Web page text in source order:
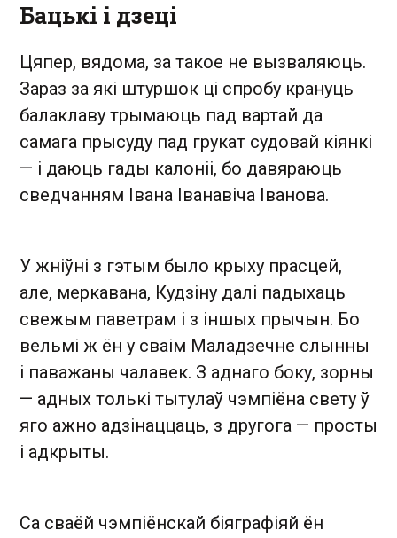
Бацькі і дзеці
Цяпер, вядома, за такое не вызваляюць.
Зараз за які штуршок ці спробу крануць
балаклаву трымаюць пад вартай да
самага прысуду пад грукат судовай кіянкі
— і даюць гады калоніі, бо давяраюць
сведчанням Івана Іванавіча Іванова.
У жніўні з гэтым было крыху прасцей,
але, меркавана, Кудзіну далі падыхаць
свежым паветрам і з іншых прычын. Бо
вельмі ж ён у сваім Маладзечне слынны
і паважаны чалавек. З аднаго боку, зорны
— адных толькі тытулаў чэмпіёна свету ў
яго ажно адзінаццаць, з другога — просты
і адкрыты.
Са сваёй чэмпіёнскай біяграфіяй ён